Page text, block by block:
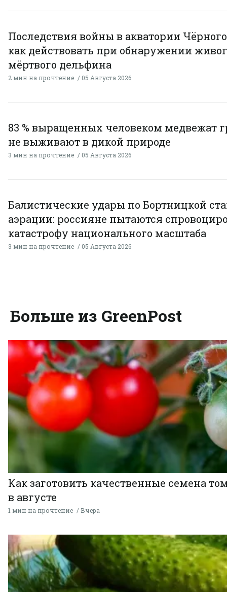
Последствия войны в акватории
как действовать при обнаружении
мёртвого дельфина
2 мин на прочтение 05 Августа 2026
83 % выращенных человеком медвежат
не выживают в дикой природе
3 мин на прочтение 05 Августа 2026
Балистические удары по Бортницкой
аэрации: россияне пытаются
катастрофу национального масштаба
3 мин на прочтение 05 Августа 2026
Больше из GreenPost
Как заготовить качественные семена
в августе
1 мин на прочтение Вчера